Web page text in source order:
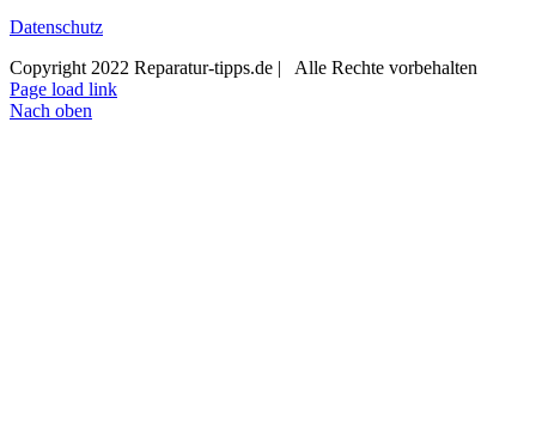
Datenschutz
Copyright 2022 Reparatur-tipps.de | Alle Rechte vorbehalten
Page load link
Nach oben